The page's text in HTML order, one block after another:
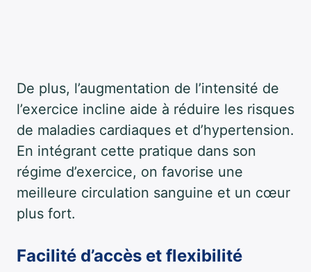
De plus, l’augmentation de l’intensité de
l’exercice incline aide à réduire les risques
de maladies cardiaques et d’hypertension.
En intégrant cette pratique dans son
régime d’exercice, on favorise une
meilleure circulation sanguine et un cœur
plus fort.
Facilité d’accès et flexibilité